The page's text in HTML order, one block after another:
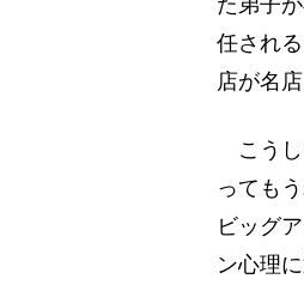
任され
店が名
こうし
っても
ビッグ
ン心理